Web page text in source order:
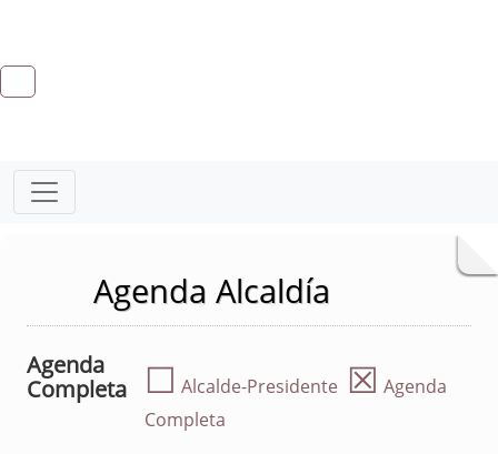
Agenda Alcaldía
Agenda
Completa
☐ Alcalde-Presidente ☒ Agenda
Completa